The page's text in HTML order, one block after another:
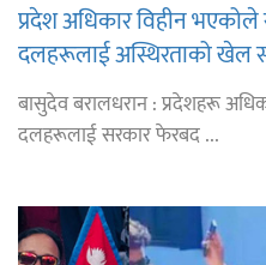
प्रदेश अधिकार विहीन
दलहरूलाई अस्थिरताको खेल
तुम्बाहाङ
बासुदेव बरालधरान : प्रदेशहरू
दलहरूलाई सरकार फेरबद ...